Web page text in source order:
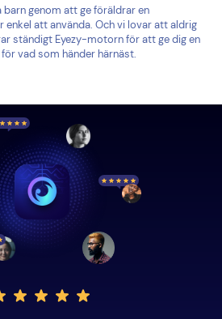
genom att ge föräldrar en
enkel att använda. Och vi lovar att aldrig
ständigt Eyezy-motorn för att ge dig en
vad som händer härnäst.